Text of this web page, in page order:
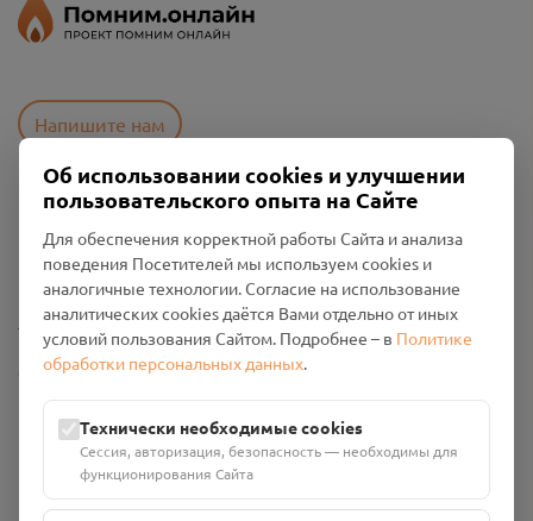
Напишите нам
Политика конфиденциальности
Промо-материалы
Настройки cookies
Общество с ограниченной ответственностью «Смоленский
Проект Помним»
ИНН: 6700029207 ОГРН: 1256700001986
Юридический адрес: 216790, Смоленская область, р-н
Руднянский, г. Рудня, улица Западная, д. 26А, пом. 18
Номер счёта: 40702810901130004287 в АО "АЛЬФА-БАНК"
Об использовании cookies и улучшении
пользовательского опыта на Сайте
Для обеспечения корректной работы Сайта и анализа
поведения Посетителей мы используем cookies и
аналогичные технологии. Согласие на использование
аналитических cookies даётся Вами отдельно от иных
условий пользования Сайтом. Подробнее – в Политике
обработки персональных данных.
Технически необходимые cookies
Сессия, авторизация, безопасность — необходимы для
функционирования Сайта